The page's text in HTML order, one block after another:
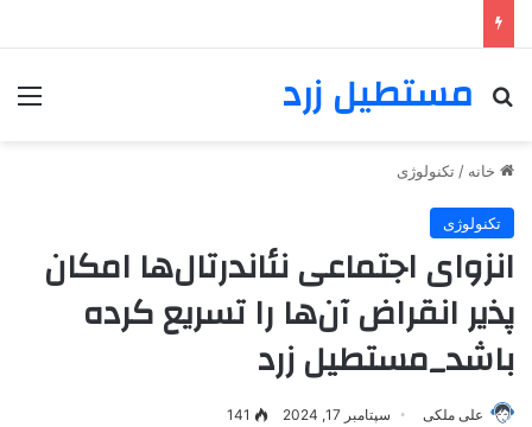
مستطیل زرد
خانه / تکنولوژی
تکنولوژی
انزوای اجتماعی نئاندرتال‌ها امکان
پذیر انقراض آن‌ها را تسریع کرده
باشد_مستطیل زرد
علی ملکی سپتامبر 17, 2024 141